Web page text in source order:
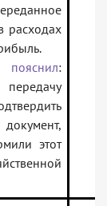
расходах
пояснил:
этот